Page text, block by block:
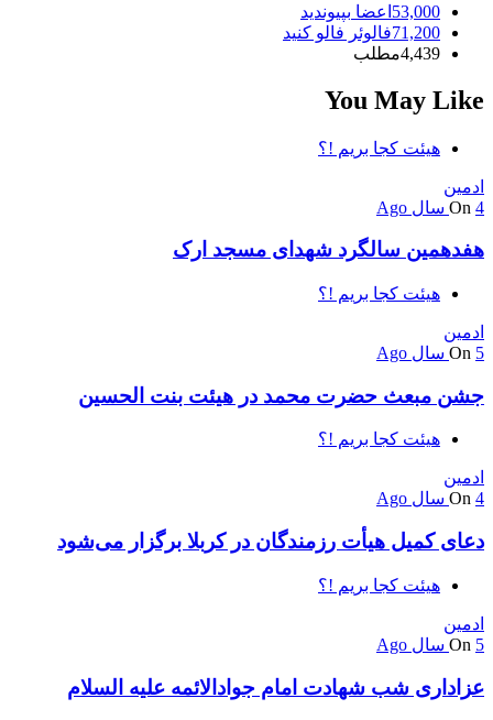
53,000 اعضا بپیوندید
71,200فالوئر فالو کنید
4,439مطلب
You May Like
هیئت کجا بریم !؟
ادمین
On 4 سال Ago
هفدهمین سالگرد شهدای مسجد ارک
هیئت کجا بریم !؟
ادمین
On 5 سال Ago
جشن مبعث حضرت محمد در هیئت بنت الحسین
هیئت کجا بریم !؟
ادمین
On 4 سال Ago
دعای کمیل هیأت رزمندگان در کربلا برگزار می‌شود
هیئت کجا بریم !؟
ادمین
On 5 سال Ago
عزاداری شب شهادت امام جوادالائمه علیه السلام